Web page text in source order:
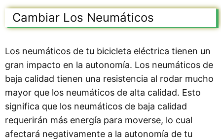
Cambiar Los Neumáticos
Los neumáticos de tu bicicleta eléctrica tienen un
gran impacto en la autonomía. Los neumáticos de
baja calidad tienen una resistencia al rodar mucho
mayor que los neumáticos de alta calidad. Esto
significa que los neumáticos de baja calidad
requerirán más energía para moverse, lo cual
afectará negativamente a la autonomía de tu